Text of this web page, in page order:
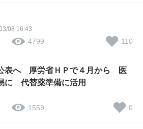
08 16:43
4799 110
表へ 厚労省ＨＰで４月から 医
に 代替薬準備に活用
1559 0